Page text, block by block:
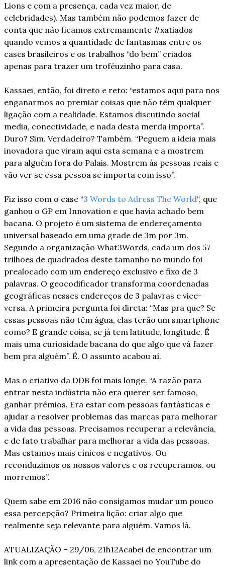
Lions e com a presença, cada vez maior, de
celebridades). Mas também não podemos fazer de
conta que não ficamos extremamente #xatiados
quando vemos a quantidade de fantasmas entre os
cases brasileiros e os trabalhos “do bem” criados
apenas para trazer um troféuzinho para casa.
Kassaei, então, foi direto e reto: “estamos aqui para nos
enganarmos ao premiar coisas que não têm qualquer
ligação com a realidade. Estamos discutindo social
media, conectividade, e nada desta merda importa”.
Duro? Sim. Verdadeiro? Também. “Peguem a ideia mais
inovadora que viram aqui esta semana e a mostrem
para alguém fora do Palais. Mostrem às pessoas reais e
vão ver se essa pessoa se importa com isso”.
Fiz isso com o case “3 Words to Adress The World“, que
ganhou o GP em Innovation e que havia achado bem
bacana. O projeto é um sistema de endereçamento
universal baseado em uma grade de 3m por 3m.
Segundo a organização What3Words, cada um dos 57
trilhões de quadrados deste tamanho no mundo foi
prealocado com um endereço exclusivo e fixo de 3
palavras. O geocodificador transforma coordenadas
geográficas nesses endereços de 3 palavras e vice-
versa. A primeira pergunta foi direta: “Mas pra que? Se
essas pessoas não têm água, elas terão um smartphone
como? E grande coisa, se já tem latitude, longitude. É
mais uma curiosidade bacana do que algo que vá fazer
bem pra alguém”. É. O assunto acabou aí.
Mas o criativo da DDB foi mais longe. “A razão para
entrar nesta indústria não era querer ser famoso,
ganhar prêmios. Era estar com pessoas fantásticas e
ajudar a resolver problemas das marcas para melhorar
a vida das pessoas. Precisamos recuperar a relevância,
e de fato trabalhar para melhorar a vida das pessoas.
Mas estamos mais cínicos e negativos. Ou
reconduzimos os nossos valores e os recuperamos, ou
morremos”.
Quem sabe em 2016 não consigamos mudar um pouco
essa percepção? Primeira lição: criar algo que
realmente seja relevante para alguém. Vamos lá.
ATUALIZAÇÃO – 29/06, 21h12Acabei de encontrar um
link com a apresentação de Kassaei no YouTube do